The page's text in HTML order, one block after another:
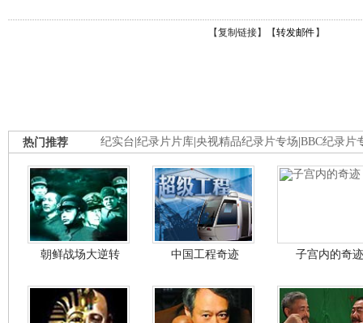
【复制链接】【转发邮件 】
纪实台 纪录片片库 央视精品纪录片专场 BBC纪录片
热门推荐
朝鲜战场大逆转 中国工程奇迹 子宫内的奇迹